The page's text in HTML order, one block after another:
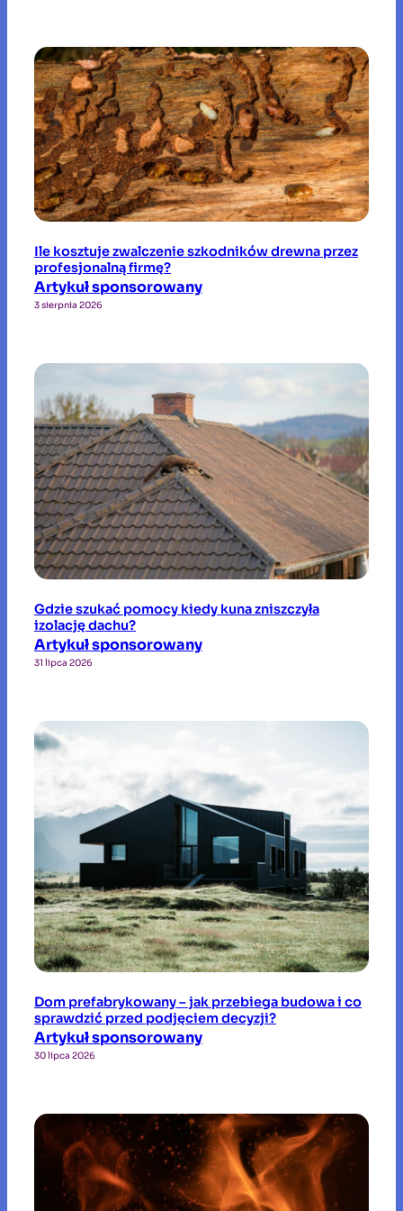
Ile kosztuje zwalczenie szkodników drewna przez
profesjonalną firmę?
Artykuł sponsorowany
3 sierpnia 2026
Gdzie szukać pomocy kiedy kuna zniszczyła
izolację dachu?
Artykuł sponsorowany
31 lipca 2026
Dom prefabrykowany – jak przebiega budowa i co
sprawdzić przed podjęciem decyzji?
Artykuł sponsorowany
30 lipca 2026